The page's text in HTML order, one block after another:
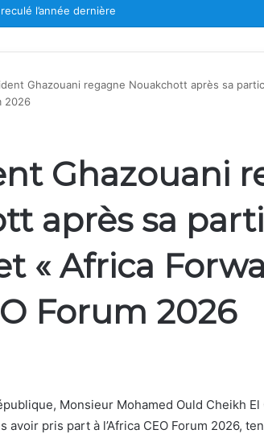
Ghazouani regagne Nouakchott après sa
2026
Ghazouani
après sa
« Africa
Forum 2026
Monsieur Mohamed Ould Cheikh
avoir pris part à l’Africa CEO Forum 2026,